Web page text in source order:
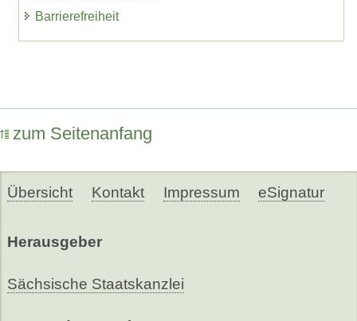
Barrierefreiheit
zum Seitenanfang
Übersicht Kontakt Impressum eSignatur
Herausgeber
Sächsische Staatskanzlei